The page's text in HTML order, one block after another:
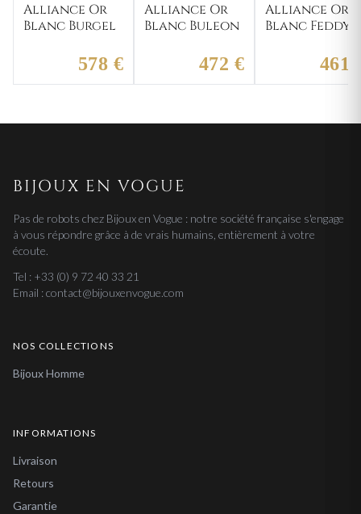
Alliance Or
Blanc Burgel
578 €
Alliance Or
Blanc Buleon
472 €
Alliance Or
Blanc Feddy
461
BIJOUX EN VOGUE
Pas de robots chez Bijoux en Vogue : notre société française s'engage
à vous répondre grâce à de vrais humains, entièrement à votre
écoute.
Tel : +33 (0) 9 72 40 33 21
Email : contact@bijouxenvogue.com
NOS COLLECTIONS
Bijoux Homme
INFORMATIONS
Livraison
Retours
Garantie